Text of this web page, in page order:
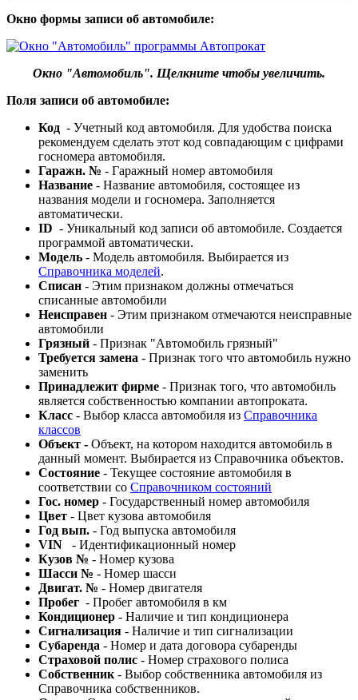
Окно формы записи об автомобиле:
Окно "Автомобиль". Щелкните чтобы увеличить.
Поля записи об автомобиле:
Код - Учетный код автомобиля. Для удобства поиска
рекомендуем сделать этот код совпадающим с цифрами
госномера автомобиля.
Гаражн. № - Гаражный номер автомобиля
Название - Название автомобиля, состоящее из
названия модели и госномера. Заполняется
автоматически.
ID - Уникальный код записи об автомобиле. Создается
программой автоматически.
Модель - Модель автомобиля. Выбирается из
Справочника моделей.
Списан - Этим признаком должны отмечаться
списанные автомобили
Неисправен - Этим признаком отмечаются неисправные
автомобили
Грязный - Признак "Автомобиль грязный"
Требуется замена - Признак того что автомобиль нужно
заменить
Принадлежит фирме - Признак того, что автомобиль
является собственностью компании автопроката.
Класс - Выбор класса автомобиля из Справочника
классов
Объект - Объект, на котором находится автомобиль в
данный момент. Выбирается из Справочника объектов.
Состояние - Текущее состояние автомобиля в
соответствии со Справочником состояний
Гос. номер - Государственный номер автомобиля
Цвет - Цвет кузова автомобиля
Год вып. - Год выпуска автомобиля
VIN - Идентификационный номер
Кузов № - Номер кузова
Шасси № - Номер шасси
Двигат. № - Номер двигателя
Пробег - Пробег автомобиля в км
Кондиционер - Наличие и тип кондиционера
Сигнализация - Наличие и тип сигнализации
Субаренда - Номер и дата договора субаренды
Страховой полис - Номер страхового полиса
Собственник - Выбор собственника автомобиля из
Справочника собственников.